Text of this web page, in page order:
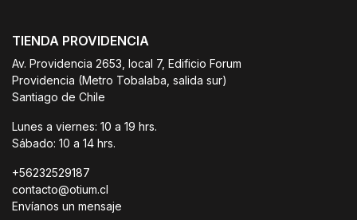
TIENDA PROVIDENCIA
Av. Providencia 2653, local 7, Edificio Forum
Providencia (Metro Tobalaba, salida sur)
Santiago de Chile
Lunes a viernes: 10 a 19 hrs.
Sábado: 10 a 14 hrs.
+56232529187
contacto@otium.cl
Envíanos un mensaje